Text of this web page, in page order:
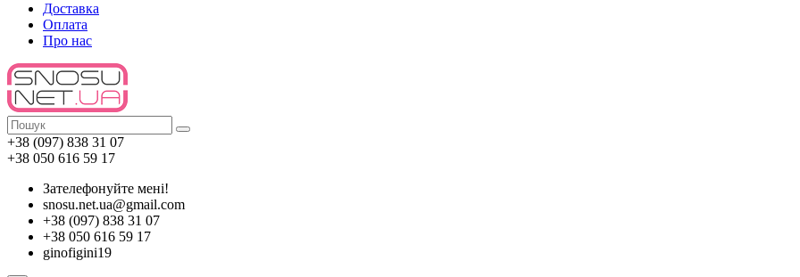
Доставка
Оплата
Про нас
+38 (097) 838 31 07
+38 050 616 59 17
Зателефонуйте мені!
snosu.net.ua@gmail.com
+38 (097) 838 31 07
+38 050 616 59 17
ginofigini19